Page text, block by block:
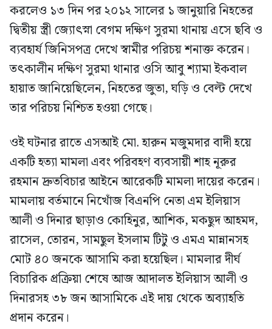
করলেও ১৩ দিন পর ২০১২ সালের ১ জানুয়ারি নিহতের
দ্বিতীয় স্ত্রী জ্যোৎস্না বেগম দক্ষিণ সুরমা থানায় এসে ছবি ও
ব্যবহার্য জিনিসপত্র দেখে স্বামীর পরিচয় শনাক্ত করেন।
তৎকালীন দক্ষিণ সুরমা থানার ওসি আবু শ্যামা ইকবাল
হায়াত জানিয়েছিলেন, নিহতের জুতা, ঘড়ি ও বেল্ট দেখে
তার পরিচয় নিশ্চিত হওয়া গেছে।
ওই ঘটনার রাতে এসআই মো. হারুন মজুমদার বাদী হয়ে
একটি হত্যা মামলা এবং পরিবহণ ব্যবসায়ী শাহ নূরুর
রহমান দ্রুতবিচার আইনে আরেকটি মামলা দায়ের করেন।
মামলায় বর্তমানে নিখোঁজ বিএনপি নেতা এম ইলিয়াস
আলী ও দিনার ছাড়াও কোহিনুর, আশিক, মকছুদ আহমদ,
রাসেল, তোরন, সামছুল ইসলাম টিটু ও এমএ মান্নানসহ
মোট ৪০ জনকে আসামি করা হয়েছিল। মামলার দীর্ঘ
বিচারিক প্রক্রিয়া শেষে আজ আদালত ইলিয়াস আলী ও
দিনারসহ ৩৮ জন আসামিকে এই দায় থেকে অব্যাহতি
প্রদান করেন।